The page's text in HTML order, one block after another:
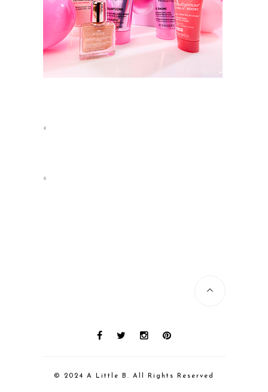
«
«
© 2024 A Little B. All Rights Reserved